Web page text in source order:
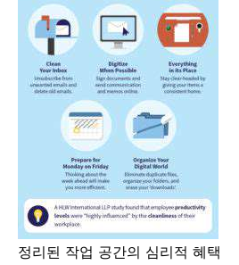
정리된 작업 공간의 심리적 혜택